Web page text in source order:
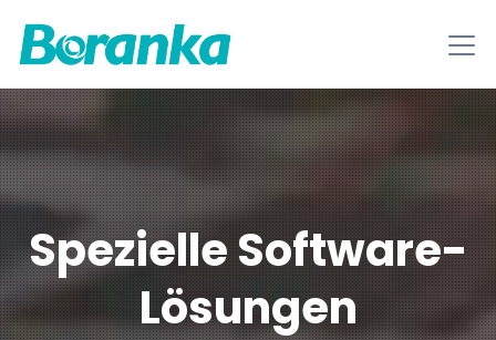
Spezielle Software-
Lösungen